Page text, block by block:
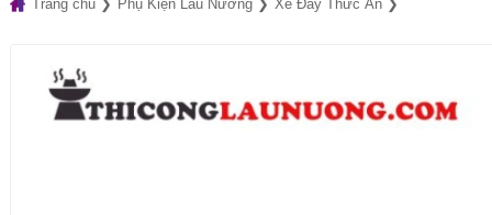
Trang chủ Phụ Kiện Lẩu Nướng Xe Đẩy Thức Ăn